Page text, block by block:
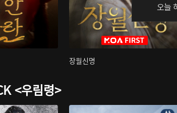
장월신명
<우림령>
오늘